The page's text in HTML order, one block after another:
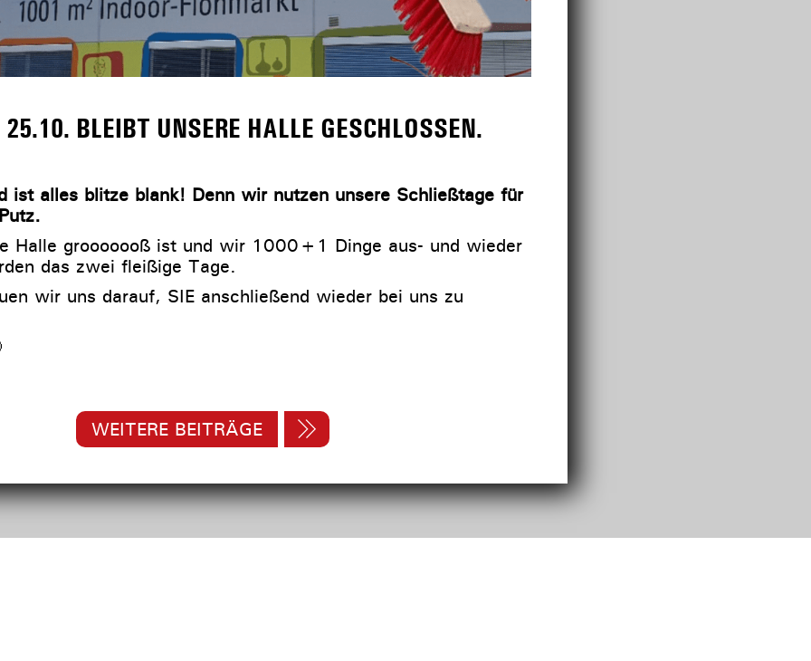
BLEIBT UNSERE HALLE GESCHLOSSEN.
ist alles blitze blank! Denn wir nutzen unsere Schließtage für
Halle grooooooß ist und wir 1000+1 Dinge aus- und wieder
das zwei fleißige Tage.
wir uns darauf, SIE anschließend wieder bei uns zu
WEITERE BEITRÄGE